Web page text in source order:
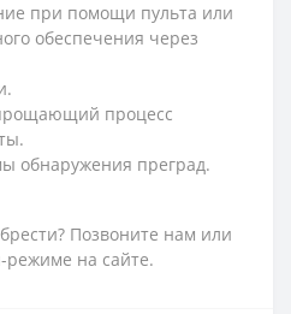
при помощи пульта или
обеспечения через
процесс
обнаружения преград.
Позвоните нам или
режиме на сайте.